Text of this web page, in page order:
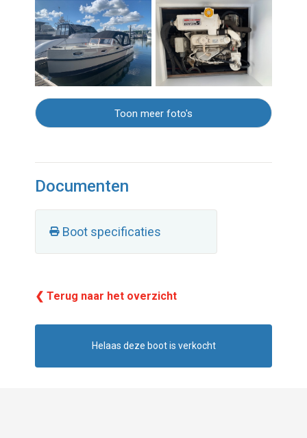
Toon meer foto's
Documenten
Boot specificaties
❮ Terug naar het overzicht
Helaas deze boot is verkocht